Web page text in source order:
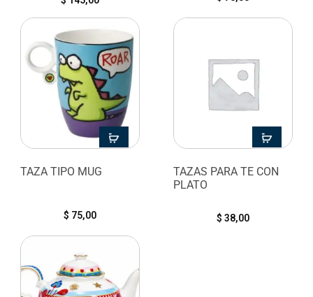
TAZA TIPO MUG
$ 75,00
TAZAS PARA TE CON
PLATO
$ 38,00